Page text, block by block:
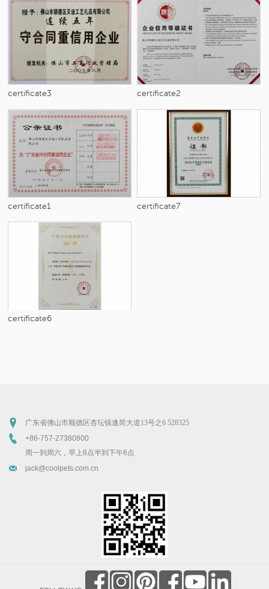
certificate3 certificate2
certificate1 certificate7
certificate6
广东省佛山市顺德区杏坛镇逢简大道13号之6528325
+86-757-27380800
周一到周六，早上8点半到下午6点
jack@coolpets.com.cn